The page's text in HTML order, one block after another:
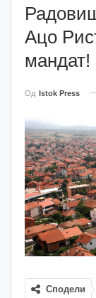
Ацо
мандат!
Од Istok Press
Сподели